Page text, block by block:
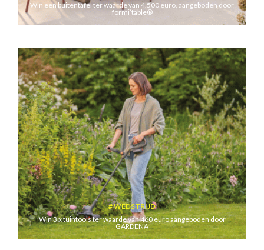
Win een buitentafel ter waarde van 4.500 euro, aangeboden door
formi’table®
WEDSTRIJD
Win 3 x tuintools ter waarde van 460 euro aangeboden door
GARDENA